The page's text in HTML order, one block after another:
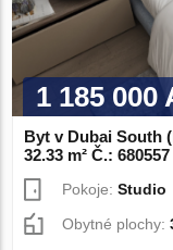
1 185 000
Byt v Dubai South
32.33 m² Č.: 680557
Pokoje:Studio
Obytné plochy: